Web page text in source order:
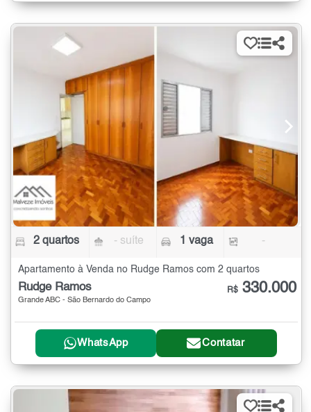
2 quartos - suíte 1 vaga -
Apartamento à Venda no Rudge Ramos com 2 quartos
Rudge Ramos
Grande ABC - São Bernardo do Campo
R$ 330.000
WhatsApp Contatar